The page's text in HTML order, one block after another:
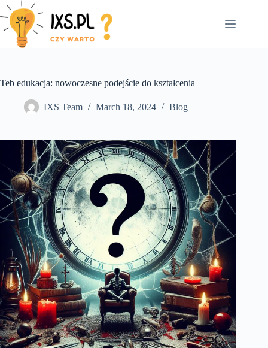
Skip
to
content
Teb edukacja: nowoczesne podejście do kształcenia
IXS Team March 18, 2024 Blog